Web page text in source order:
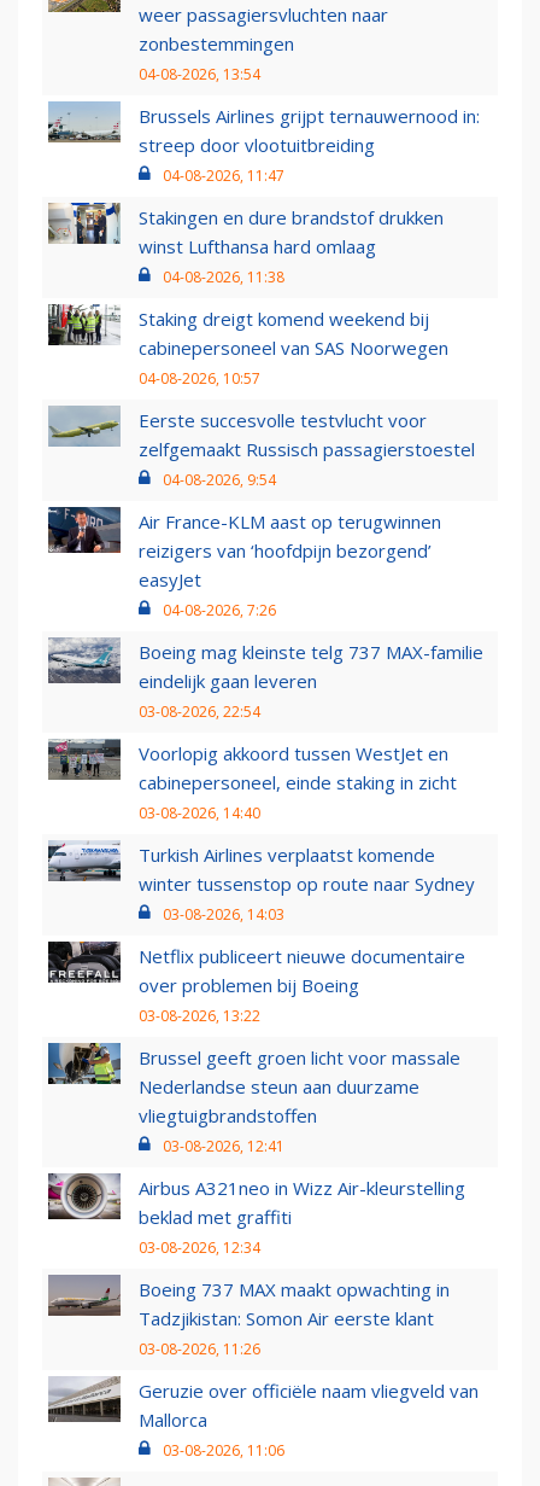
weer passagiersvluchten naar
zonbestemmingen
04-08-2026, 13:54
Brussels Airlines grijpt ternauwernood in:
streep door vlootuitbreiding
04-08-2026, 11:47
Stakingen en dure brandstof drukken
winst Lufthansa hard omlaag
04-08-2026, 11:38
Staking dreigt komend weekend bij
cabinepersoneel van SAS Noorwegen
04-08-2026, 10:57
Eerste succesvolle testvlucht voor
zelfgemaakt Russisch passagierstoestel
04-08-2026, 9:54
Air France-KLM aast op terugwinnen
reizigers van ‘hoofdpijn bezorgend’
easyJet
04-08-2026, 7:26
Boeing mag kleinste telg 737 MAX-familie
eindelijk gaan leveren
03-08-2026, 22:54
Voorlopig akkoord tussen WestJet en
cabinepersoneel, einde staking in zicht
03-08-2026, 14:40
Turkish Airlines verplaatst komende
winter tussenstop op route naar Sydney
03-08-2026, 14:03
Netflix publiceert nieuwe documentaire
over problemen bij Boeing
03-08-2026, 13:22
Brussel geeft groen licht voor massale
Nederlandse steun aan duurzame
vliegtuigbrandstoffen
03-08-2026, 12:41
Airbus A321neo in Wizz Air-kleurstelling
beklad met graffiti
03-08-2026, 12:34
Boeing 737 MAX maakt opwachting in
Tadzjikistan: Somon Air eerste klant
03-08-2026, 11:26
Geruzie over officiële naam vliegveld van
Mallorca
03-08-2026, 11:06